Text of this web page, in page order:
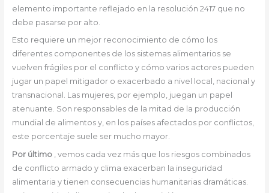
elemento importante reflejado en la resolución 2417 que no
debe pasarse por alto.
Esto requiere un mejor reconocimiento de cómo los
diferentes componentes de los sistemas alimentarios se
vuelven frágiles por el conflicto y cómo varios actores pueden
jugar un papel mitigador o exacerbado a nivel local, nacional y
transnacional. Las mujeres, por ejemplo, juegan un papel
atenuante. Son responsables de la mitad de la producción
mundial de alimentos y, en los países afectados por conflictos,
este porcentaje suele ser mucho mayor.
Por último, vemos cada vez más que los riesgos combinados
de conflicto armado y clima exacerban la inseguridad
alimentaria y tienen consecuencias humanitarias dramáticas.